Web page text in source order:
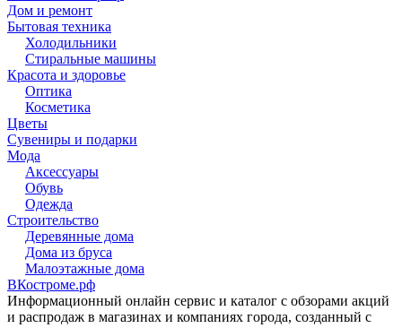
Дом и ремонт
Бытовая техника
Холодильники
Стиральные машины
Красота и здоровье
Оптика
Косметика
Цветы
Сувениры и подарки
Мода
Аксессуары
Обувь
Одежда
Строительство
Деревянные дома
Дома из бруса
Малоэтажные дома
ВКостроме.рф
Информационный онлайн сервис и каталог с обзорами акций
и распродаж в магазинах и компаниях города, созданный с